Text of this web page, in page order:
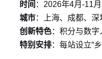
时间 ：2026年4月-11月
城市：上海、成都、
创新特色：积分与数字
特别安排：每站设立“